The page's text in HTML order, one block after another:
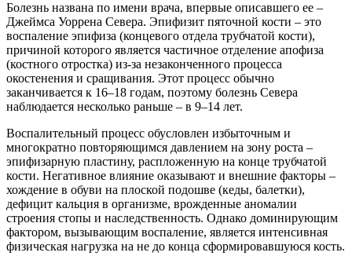
Болезнь названа по имени врача, впервые описавшего ее –
Джеймса Уоррена Севера. Эпифизит пяточной кости – это
воспаление эпифиза (концевого отдела трубчатой кости),
причиной которого является частичное отделение апофиза
(костного отростка) из-за незаконченного процесса
окостенения и сращивания. Этот процесс обычно
заканчивается к 16–18 годам, поэтому болезнь Севера
наблюдается несколько раньше – в 9–14 лет.
Воспалительный процесс обусловлен избыточным и
многократно повторяющимся давлением на зону роста –
эпифизарную пластину, распложенную на конце трубчатой
кости. Негативное влияние оказывают и внешние факторы –
хождение в обуви на плоской подошве (кеды, балетки),
дефицит кальция в организме, врожденные аномалии
строения стопы и наследственность. Однако доминирующим
фактором, вызывающим воспаление, является интенсивная
физическая нагрузка на не до конца сформировавшуюся кость.